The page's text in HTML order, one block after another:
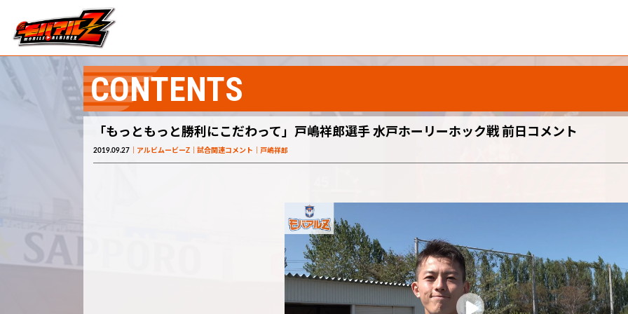
CONTENTS
「もっともっと勝利にこだわって」戸嶋祥郎選手 水戸ホーリーホック戦 前日コメント
2019.09.27 アルビムービーZ 試合関連コメント 戸嶋祥郎